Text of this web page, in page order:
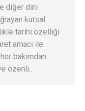
diğer dini
kutsal
tarihi özelliği
amacı ile
bakımdan
özenli…